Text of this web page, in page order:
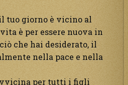
tuo giorno è vicino al
è per essere nuova in
che hai desiderato, il
nella pace e nella
per tutti i figli